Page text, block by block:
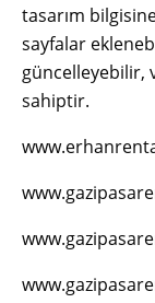
tasarım
sayfalar
güncelleyebilir,
sahiptir.